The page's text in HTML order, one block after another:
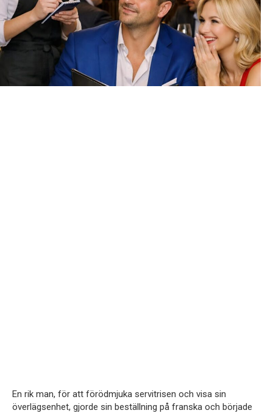
En rik man, för att förödmjuka servitrisen och visa sin
överlägsenhet, gjorde sin beställning på franska och började